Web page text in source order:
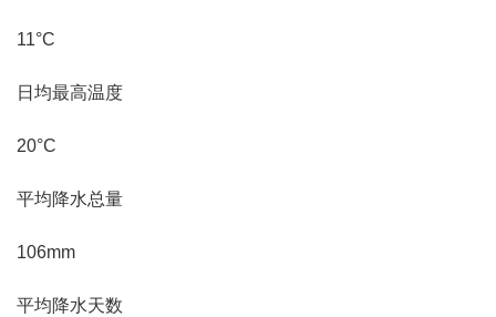
11°C
日均最高温度
20°C
平均降水总量
106mm
平均降水天数